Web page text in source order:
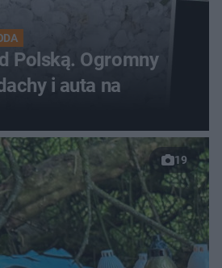
Polską. Ogromny
i auta na
19